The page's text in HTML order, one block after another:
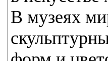
В музеях